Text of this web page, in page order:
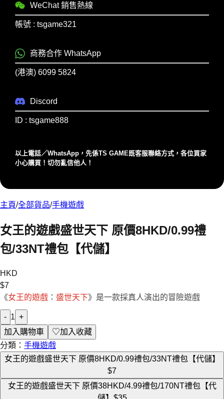
WeChat 銷售熱線
帳號 : tsgame321
商務合作 WhatsApp
(港澳) 6099 5824
Discord
ID : tsgame888
以上電話／WhatsApp，先係TS GAME既客服聯絡⽅式，各位買家
⼩⼼購買！切勿亂信他⼈！
主頁/全部貨品/手機遊戲
女王的遊戲盛世天下 原價8HKD/0.99禮
包/33NT禮包【代儲】
HKD
$7
《女王的遊戲 ： 盛世天下》是一款採真人演出的冒險遊戲
- 1 +
加入購物車
♡加入收藏
分類： 手機遊戲
女王的遊戲盛世天下 原價8HKD/0.99禮包/33NT禮包【代儲】
$7
女王的遊戲盛世天下 原價38HKD/4.99禮包/170NT禮包【代